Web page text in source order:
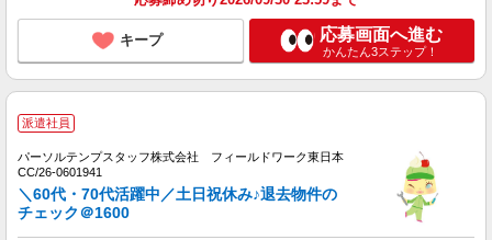
キープ 応募画面へ進む
かんたん3ステップ！
派遣社員
パーソルテンプスタッフ株式会社 フィールドワーク東日本
CC/26-0601941
＼60代・70代活躍中／土日祝休み♪退去物件の
チェック＠1600